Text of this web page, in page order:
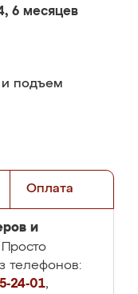
6 месяцев
и подъем
Оплата
и
телефонов:
24-01,